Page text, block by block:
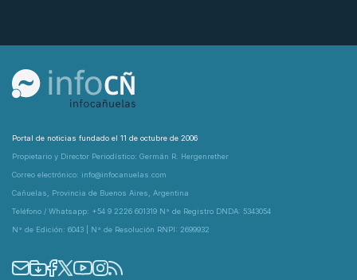
Portal de noticias fundado el 11 de octubre de 2006
Propietario y Director Periodístico: Germán R. Hergenrether
Correo electrónico: info@infocanuelas.com
Cañuelas, Provincia de Buenos Aires, Argentina
Teléfono / Whatsapp: +54 9 2226 601319 N° de Registro DNDA: 5343054
N° de Edición: 6043 | N° de Resolución RNPI: 2699932